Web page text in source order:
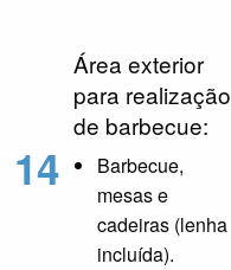
14
Área exterior
para realização
de barbecue:
Barbecue,
mesas e
cadeiras (lenha
incluída).